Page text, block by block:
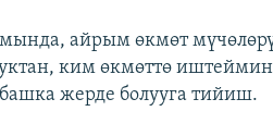
айрым өкмөт
ким өкмөттө иштеймин
жерде болууга тийиш.